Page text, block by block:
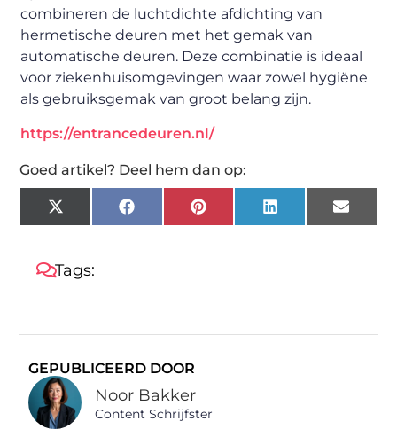
combineren de luchtdichte afdichting van
hermetische deuren met het gemak van
automatische deuren. Deze combinatie is ideaal
voor ziekenhuisomgevingen waar zowel hygiëne
als gebruiksgemak van groot belang zijn.
https://entrancedeuren.nl/
Goed artikel? Deel hem dan op:
X
(Twitter)
Facebook Pinterest LinkedIn Email
Tags:
GEPUBLICEERD DOOR
Noor Bakker
Content Schrijfster